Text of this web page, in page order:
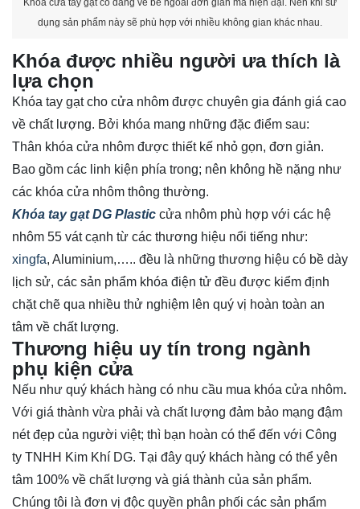
Khóa cửa tay gạt có dáng vẻ bề ngoài đơn giản mà hiện đại. Nên khi sử
dụng sản phẩm này sẽ phù hợp với nhiều không gian khác nhau.
Khóa được nhiều người ưa thích là
lựa chọn
Khóa tay gạt cho cửa nhôm được chuyên gia đánh giá cao
về chất lượng. Bởi khóa mang những đặc điểm sau:
Thân khóa cửa nhôm được thiết kế nhỏ gọn, đơn giản.
Bao gồm các linh kiện phía trong; nên không hề nặng như
các khóa cửa nhôm thông thường.
Khóa tay gạt DG Plastic cửa nhôm phù hợp với các hệ
nhôm 55 vát cạnh từ các thương hiệu nổi tiếng như:
xingfa, Aluminium,….. đều là những thương hiệu có bề dày
lịch sử, các sản phẩm khóa điện tử đều được kiểm định
chặt chẽ qua nhiều thử nghiệm lên quý vị hoàn toàn an
tâm về chất lượng.
Thương hiệu uy tín trong ngành
phụ kiện cửa
Nếu như quý khách hàng có nhu cầu mua khóa cửa nhôm.
Với giá thành vừa phải và chất lượng đảm bảo mạng đậm
nét đẹp của người việt; thì bạn hoàn có thể đến với Công
ty TNHH Kim Khí DG. Tại đây quý khách hàng có thể yên
tâm 100% về chất lượng và giá thành của sản phẩm.
Chúng tôi là đơn vị độc quyền phân phối các sản phẩm